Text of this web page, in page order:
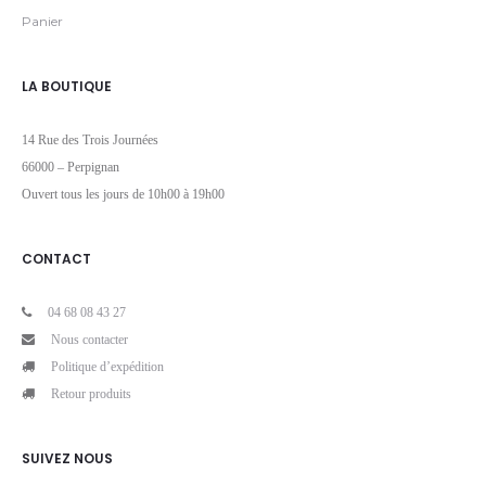
Panier
LA BOUTIQUE
14 Rue des Trois Journées
66000 – Perpignan
Ouvert tous les jours de 10h00 à 19h00
CONTACT
04 68 08 43 27
Nous contacter
Politique d’expédition
Retour produits
SUIVEZ NOUS